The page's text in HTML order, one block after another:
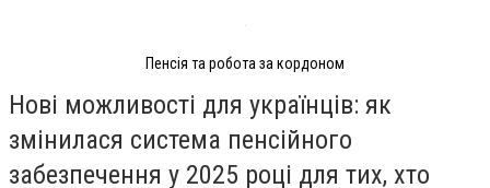
Пенсія та робота за кордоном
Нові можливості для українців: як
змінилася система пенсійного
забезпечення у 2025 році для тих, хто